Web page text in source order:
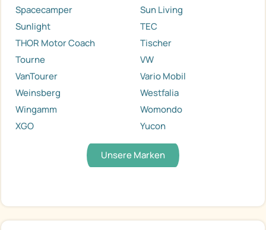
Spacecamper
Sun Living
Sunlight
TEC
THOR Motor Coach
Tischer
Tourne
VW
VanTourer
Vario Mobil
Weinsberg
Westfalia
Wingamm
Womondo
XGO
Yucon
Unsere Marken